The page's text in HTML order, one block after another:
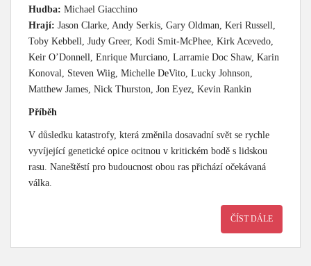
Hudba: Michael Giacchino
Hrají: Jason Clarke, Andy Serkis, Gary Oldman, Keri Russell,
Toby Kebbell, Judy Greer, Kodi Smit-McPhee, Kirk Acevedo,
Keir O’Donnell, Enrique Murciano, Larramie Doc Shaw, Karin
Konoval, Steven Wiig, Michelle DeVito, Lucky Johnson,
Matthew James, Nick Thurston, Jon Eyez, Kevin Rankin
Příběh
V důsledku katastrofy, která změnila dosavadní svět se rychle
vyvíjející genetické opice ocitnou v kritickém bodě s lidskou
rasu. Naneštěstí pro budoucnost obou ras přichází očekávaná
válka.
ČÍST DÁLE